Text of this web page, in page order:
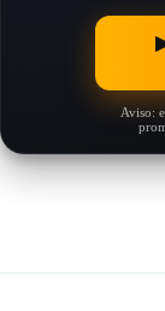
Aviso: